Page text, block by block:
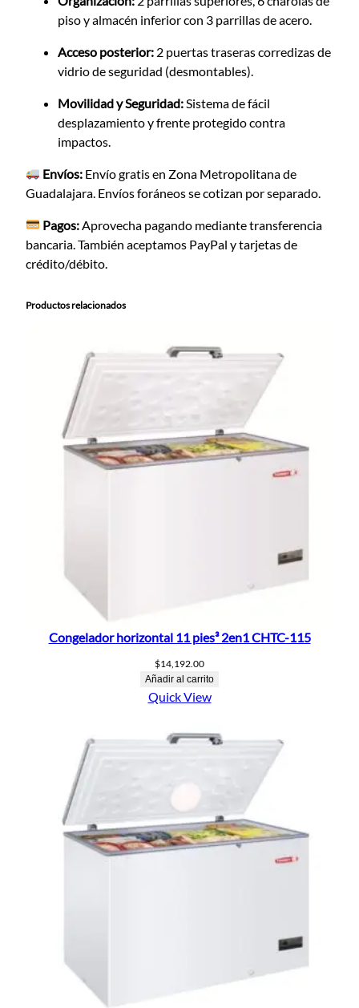
piso y almacén inferior con 3 parrillas de acero.
Acceso posterior: 2 puertas traseras corredizas de
vidrio de seguridad (desmontables).
Movilidad y Seguridad: Sistema de fácil
desplazamiento y frente protegido contra
impactos.
Envíos: Envío gratis en Zona Metropolitana de
Guadalajara. Envíos foráneos se cotizan por separado.
Pagos: Aprovecha pagando mediante transferencia
bancaria. También aceptamos PayPal y tarjetas de
crédito/débito.
Productos relacionados
Congelador horizontal 11 pies³ 2en1 CHTC-115
$14,192.00
Añadir al carrito
Quick View